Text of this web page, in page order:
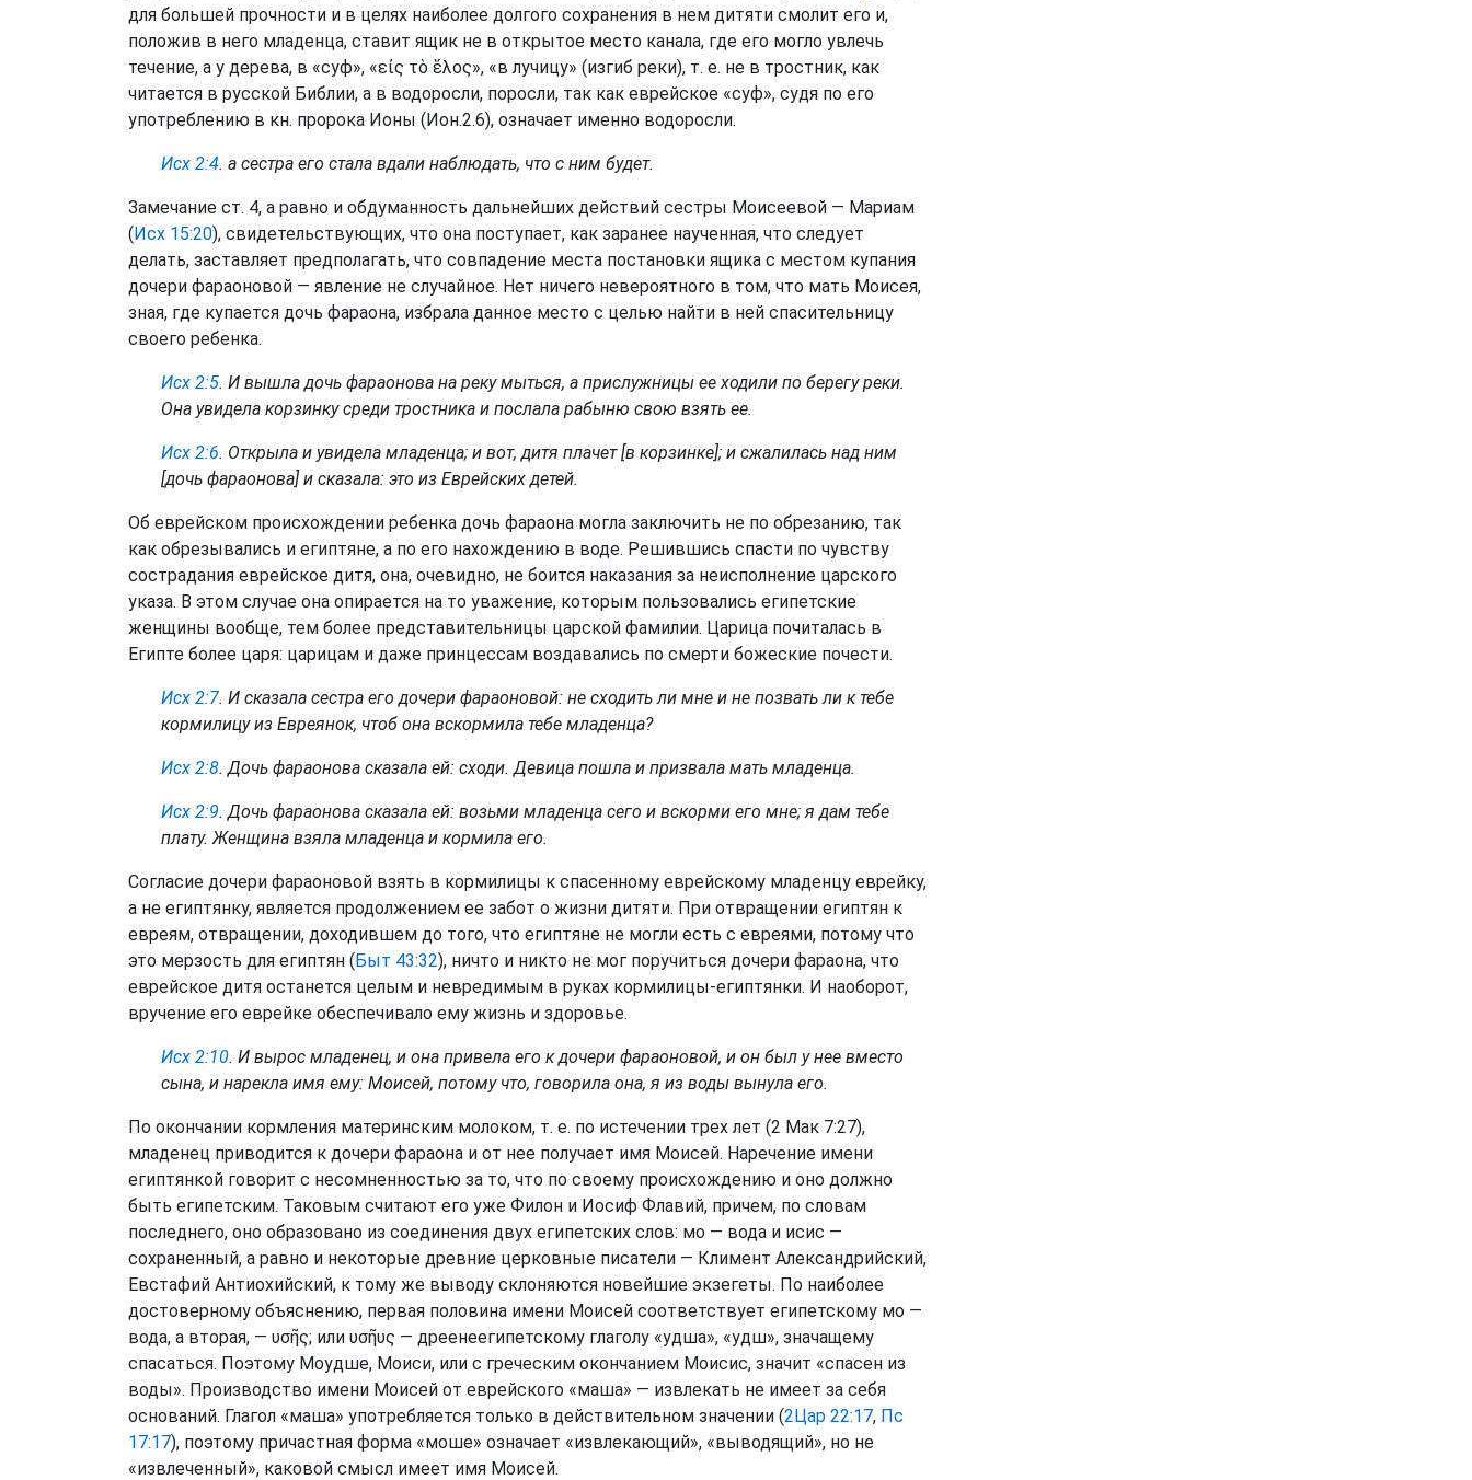
для большей прочности и в целях наиболее долгого сохранения в нем дитяти смолит его и,
положив в него младенца, ставит ящик не в открытое место канала, где его могло увлечь
течение, а у дерева, в «суф», «εἰς τὸ ἕλος», «в лучицу» (изгиб реки), т. е. не в тростник, как
читается в русской Библии, а в водоросли, поросли, так как еврейское «суф», судя по его
употреблению в кн. пророка Ионы (Ион.2.6), означает именно водоросли.
Исх 2:4. а сестра его стала вдали наблюдать, что с ним будет.
Замечание ст. 4, а равно и обдуманность дальнейших действий сестры Моисеевой — Мариам
(Исх 15:20), свидетельствующих, что она поступает, как заранее наученная, что следует
делать, заставляет предполагать, что совпадение места постановки ящика с местом купания
дочери фараоновой — явление не случайное. Нет ничего невероятного в том, что мать Моисея,
зная, где купается дочь фараона, избрала данное место с целью найти в ней спасительницу
своего ребенка.
Исх 2:5. И вышла дочь фараонова на реку мыться, а прислужницы ее ходили по берегу реки.
Она увидела корзинку среди тростника и послала рабыню свою взять ее.
Исх 2:6. Открыла и увидела младенца; и вот, дитя плачет [в корзинке]; и сжалилась над ним
[дочь фараонова] и сказала: это из Еврейских детей.
Об еврейском происхождении ребенка дочь фараона могла заключить не по обрезанию, так
как обрезывались и египтяне, а по его нахождению в воде. Решившись спасти по чувству
сострадания еврейское дитя, она, очевидно, не боится наказания за неисполнение царского
указа. В этом случае она опирается на то уважение, которым пользовались египетские
женщины вообще, тем более представительницы царской фамилии. Царица почиталась в
Египте более царя: царицам и даже принцессам воздавались по смерти божеские почести.
Исх 2:7. И сказала сестра его дочери фараоновой: не сходить ли мне и не позвать ли к тебе
кормилицу из Евреянок, чтоб она вскормила тебе младенца?
Исх 2:8. Дочь фараонова сказала ей: сходи. Девица пошла и призвала мать младенца.
Исх 2:9. Дочь фараонова сказала ей: возьми младенца сего и вскорми его мне; я дам тебе
плату. Женщина взяла младенца и кормила его.
Согласие дочери фараоновой взять в кормилицы к спасенному еврейскому младенцу еврейку,
а не египтянку, является продолжением ее забот о жизни дитяти. При отвращении египтян к
евреям, отвращении, доходившем до того, что египтяне не могли есть с евреями, потому что
это мерзость для египтян (Быт 43:32), ничто и никто не мог поручиться дочери фараона, что
еврейское дитя останется целым и невредимым в руках кормилицы-египтянки. И наоборот,
вручение его еврейке обеспечивало ему жизнь и здоровье.
Исх 2:10. И вырос младенец, и она привела его к дочери фараоновой, и он был у нее вместо
сына, и нарекла имя ему: Моисей, потому что, говорила она, я из воды вынула его.
По окончании кормления материнским молоком, т. е. по истечении трех лет (2 Мак 7:27),
младенец приводится к дочери фараона и от нее получает имя Моисей. Наречение имени
египтянкой говорит с несомненностью за то, что по своему происхождению и оно должно
быть египетским. Таковым считают его уже Филон и Иосиф Флавий, причем, по словам
последнего, оно образовано из соединения двух египетских слов: мо — вода и исис —
сохраненный, а равно и некоторые древние церковные писатели — Климент Александрийский,
Евстафий Антиохийский, к тому же выводу склоняются новейшие экзегеты. По наиболее
достоверному объяснению, первая половина имени Моисей соответствует египетскому мо —
вода, а вторая, — υσῆς; или υσῆυς — дреенеегипетскому глаголу «удша», «удш», значащему
спасаться. Поэтому Моудше, Моиси, или с греческим окончанием Моисис, значит «спасен из
воды». Производство имени Моисей от еврейского «маша» — извлекать не имеет за себя
оснований. Глагол «маша» употребляется только в действительном значении (2Цар 22:17, Пс
17:17), поэтому причастная форма «моше» означает «извлекающий», «выводящий», но не
«извлеченный», каковой смысл имеет имя Моисей.